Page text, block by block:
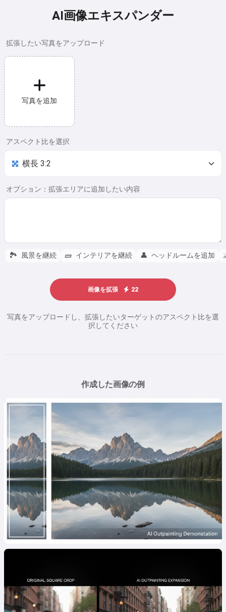
AI画像エキスパンダー
拡張したい写真をアップロード
写真を追加
アスペクト比を選択
オプション：拡張エリアに追加したい内容
🏞️ 風景を継続 🧱 インテリアを継続 👤 ヘッドルームを追加
画像を拡張 22
写真をアップロードし、拡張したいターゲットのアスペクト比を選
択してください
作成した画像の例